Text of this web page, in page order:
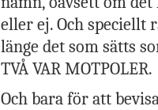
eller ej. Och speciellt
länge det som sätts
TVÅ VAR MOTPOLER.
Och bara för att